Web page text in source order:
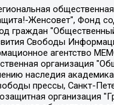
регистрации 24.02.2020), Великовский Дмитрий Александрович, Долинина Ирина Николаевна, Мароховская Алеся Алексеевна, Шлейнов Роман Юрьевич, Шмагун Олеся Валентиновна, Общество с ограниченной ответственностью "Альтаир 2021", Общество с ограниченной ответственностью "Вега 2021", Общество с ограниченной ответственностью "Главный редактор 2021", Общество с ограниченной ответственностью "Ромашки монолит", Важенков Артем Валерьевич, Ивановская областная общественная организация "Центр гендерных исследований", Гурман Юрий Альбертович, Медиапроект "ОВД-Инфо", Егоров Владимир Владимирович, Жилинский Владимир Александрович, Общество с ограниченной ответственностью "ЗП", Иванова София Юрьевна, Карезина Инна Павловна, Кильтау Екатерина Викторовна, Петров Алексей Викторович, Пискунов Сергей Евгеньевич, Смирнов Сергей Сергеевич, Тихонов Михаил Сергеевич, Общество с ограниченной ответственностью "ЖУРНАЛИСТ-ИНОСТРАННЫЙ АГЕНТ", Арапова Галина Юрьевна, Вольтская Татьяна Анатольевна, Американская компания "Mason G.E.S. Anonymous Foundation" (США), являющаяся владельцем интернет-издания https://mnews.world/, Компания "Stichting Bellingcat", зарегистрированная в Нидерландах (дата регистрации 11.07.2018), Захаров Андрей Вячеславович, Клепиковская Екатерина Дмитриевна, Общество с ограниченной ответственностью "МЕМО", Перл Роман Александрович, Симонов Евгений Алексеевич, Соловьева Елена Анатольевна, Сотников Даниил Владимирович, Сурначева Елизавета Дмитриевна, Автономная некоммерческая организация по защите прав человека и информированию населения "Якутия – Наше Мнение", Общество с ограниченной ответственностью "Москоу диджитал медиа", с 26.01.2023 Общество с ограниченной ответственностью "Чайка Белые сады", Ветошкина Валерия Валерьевна, Заговора Максим Александрович, Межрегиональное общественное движение "Российская ЛГБТ - сеть", Оленичев Максим Владимирович, Павлов Иван Юрьевич, Скворцова Елена Сергеевна, Общество с ограниченной ответственностью "Как бы инагент", Кочетков Игорь Викторович, Общество с ограниченной ответственностью "Честные выборы", Еланчик Олег Александрович, Общество с ограниченной ответственностью "Нобелевский призыв", Гималова Регина Эмилевна, Григорьев Андрей Валерьевич, Григорьева Алина Александровна, Ассоциация по содействию защите прав призывников, альтернативнослужащих и военнослужащих "Правозащитная группа "Гражданин.Армия.Право", Хисамова Регина Фаритовна, Автономная некоммерческая организация по реализации социально-правовых программ "Лилит", Дальневосточное общественное движение "Маяк", Санкт-Петербургская ЛГБТ-инициативная группа "Выход", Инициативная группа ЛГБТ+ "Реверс", Алексеев Андрей Викторович, Бекбулатова Таисия Львовна, Беляев Иван Михайлович, Владыкина Елена Сергеевна, Гельман Марат Александрович, Никульшина Вероника Юрьевна, Толоконникова Надежда Андреевна, Шендерович Виктор Анатольевич, Общество с ограниченной ответственностью "Данное сообщение", Общество с ограниченной ответственностью Издательский дом "Новая глава", Айнбиндер Александра Александровна, Московский комьюнити-центр для ЛГБТ+инициатив, Благотворительный фонд развития филантропии, Deutsche Welle (Германия, Kurt-Schumacher-Strasse 3, 53113 Bonn), Борзунова Мария Михайловна, Воробьев Виктор Викторович, Голубева Анна Львовна, Константинова Алла Михайловна, Малкова Ирина Владимировна, Мурадов Мурад Абдулгалимович, Осетинская Елизавета Николаевна, Понасенков Евгений Николаевич, Ганапольский Матвей Юрьевич, Киселев Евгений Алексеевич, Борухович Ирина Григорьевна, Дремин Иван Тимофеевич, Дубровский Дмитрий Викторович, Красноярская региональная общественная организация поддержки и развития альтернативных образовательных технологий и межкультурных коммуникаций "ИНТЕРРА", Маяковская Екатерина Алексеевна, Фейгин Марк Захарович, Филимонов Андрей Викторович, Дзугкоева Регина Николаевна, Доброхотов Роман Александрович, Дудь Юрий Александрович, Елкин Сергей Владимирович, Кругликов Кирилл Игоревич, Сабунаева Мария Леонидовна, Семенов Алексей Владимирович, Шаинян Карен Багратович, Шульман Екатерина Михайловна, Асафьев Артур Валерьевич, Вахштайн Виктор Семенович, Венедиктов Алексей Алексеевич, Лушникова Екатерина Евгеньевна, Волков Леонид Михайлович, Невзоров Александр Глебович, Пархоменко Сергей Борисович, Сироткин Ярослав Николаевич, Кара-Мурза Владимир Владимирович, Баранова Наталья Владимировна, Гозман Леонид Яковлевич, Кагарлицкий Борис Юльевич, Климарев Михаил Валерьевич, Милов Владимир Станиславович, Автономная некоммерческая организация Краснодарский центр современного искусства "Типография", Моргенштерн Алишер Тагирович, Соболь Любовь Эдуардовна, Общество с ограниченной ответственностью "ЛИЗА НОРМ", Каспаров Гарри Кимович, Ходорковский Михаил Борисович, Общество с ограниченной ответственностью "Апрельские тезисы", Данилович Ирина Брониславовна, Кашин Олег Владимирович, Петров Николай Владимирович, Пивоваров Алексей Владимирович, Соколов Михаил Владимирович, Цветкова Юлия Владимировна, Чичваркин Евгений Александрович, Комитет против пыток/Команда против пыток, Общество с ограниченной ответственностью "Первый научный", Общество с ограниченной ответственностью "Вертолет и ко", Белоцерковская Вероника Борисовна, Кац Максим Евгеньевич, Лазарева Татьяна Юрьевна, Шаведдинов Руслан Табризович, Яшин Илья Валерьевич, Общество с ограниченной ответственностью "Иноагент ААВ", Алешковский Дмитрий Петрович, Альбац Евгения Марковна, Быков Дмитрий Львович, Галямина Юлия Евгеньевна, Лойко Сергей Леонидович, Мартынов Кирилл Константинович, Медведев Сергей Александрович, Крашенинников Федор Геннадиевич, Гордеева Катерина Вл